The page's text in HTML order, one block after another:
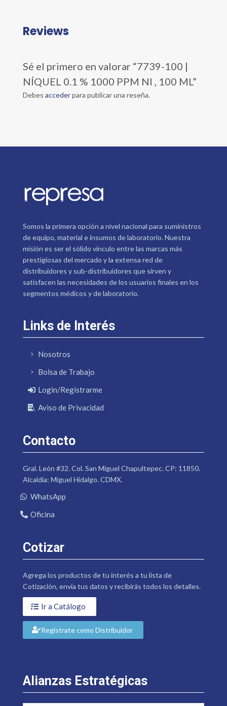
Reviews
Sé el primero en valorar “7739-100 |
NÍQUEL 0.1 % 1000 PPM NI , 100 ML”
Debes accederpara publicar una reseña.
Somos la primera opción a nivel nacional para suministros
de equipo, material e insumos de laboratorio. Nuestra
misión es ser el sólido vínculo entre las marcas más
prestigiosas del mercado y la extensa red de
distribuidores y sub-distribuidores que sirven y
satisfacen las necesidades de los usuarios finales en los
segmentos médicos y de laboratorio.
Links de Interés
Nosotros
Bolsa de Trabajo
Login/Registrarme
Aviso de Privacidad
Contacto
Gral. León #32. Col. San Miguel Chapultepec. CP: 11850.
Alcaldía: Miguel Hidalgo. CDMX.
WhatsApp
Oficina
Cotizar
Agrega los productos de tu interés a tu lista de
Cotización, envía tus datos y recibirás todos los detalles.
Ir a Catálogo
Regístrate como Distribuidor
Alianzas Estratégicas